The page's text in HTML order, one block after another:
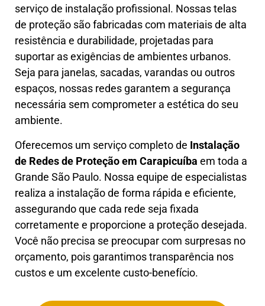
serviço de instalação profissional. Nossas telas
de proteção são fabricadas com materiais de alta
resistência e durabilidade, projetadas para
suportar as exigências de ambientes urbanos.
Seja para janelas, sacadas, varandas ou outros
espaços, nossas redes garantem a segurança
necessária sem comprometer a estética do seu
ambiente.
Oferecemos um serviço completo de Instalação
de Redes de Proteção em Carapicuíba em toda a
Grande São Paulo. Nossa equipe de especialistas
realiza a instalação de forma rápida e eficiente,
assegurando que cada rede seja fixada
corretamente e proporcione a proteção desejada.
Você não precisa se preocupar com surpresas no
orçamento, pois garantimos transparência nos
custos e um excelente custo-benefício.